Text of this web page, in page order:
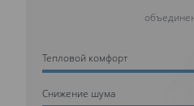
Тепловой комфорт
Cнижение шума